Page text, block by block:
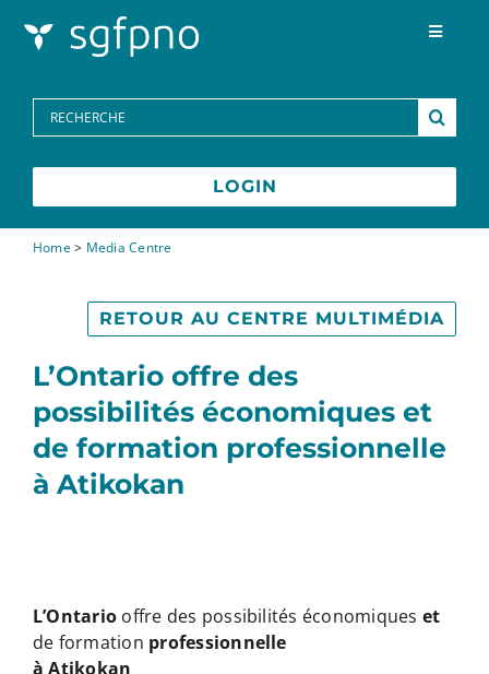
Toggle
FAQs
Contactez-nous
Search
for:
LOGIN
Home> Media Centre
L’Ontario offre des
possibilités économiques et
de formation professionnelle
à Atikokan
RETOUR AU CENTRE MULTIMÉDIA
L’Ontario offre des possibilités économiques et
de formation professionnelle
à Atikokan